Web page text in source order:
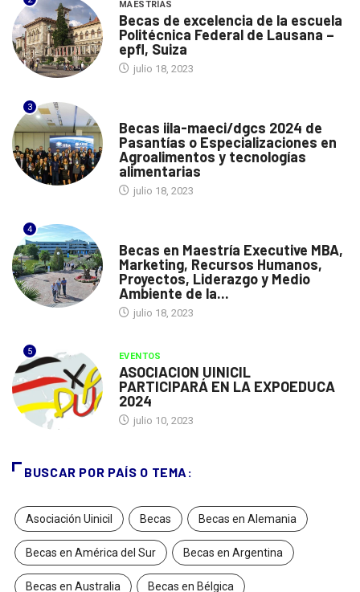
2 MAESTRÍAS
Becas de excelencia de la escuela
Politécnica Federal de Lausana –
epfl, Suiza
julio 18, 2023
3
Becas iila-maeci/dgcs 2024 de
Pasantías o Especializaciones en
Agroalimentos y tecnologías
alimentarias
julio 18, 2023
4
Becas en Maestría Executive MBA,
Marketing, Recursos Humanos,
Proyectos, Liderazgo y Medio
Ambiente de la...
julio 18, 2023
5 EVENTOS
ASOCIACION UINICIL
PARTICIPARÁ EN LA EXPOEDUCA
2024
julio 10, 2023
BUSCAR POR PAÍS O TEMA:
Asociación Uinicil Becas Becas en Alemania
Becas en América del Sur Becas en Argentina